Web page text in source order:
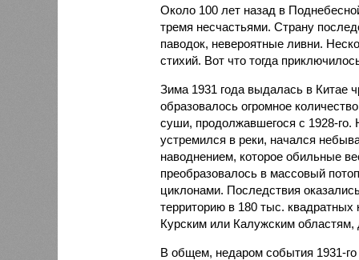
Около 100 лет назад в
тремя несчастьями. Страну
паводок, невероятные ливни.
стихий. Вот что тогда
Зима 1931 года выдалась в Китае
образовалось огромное
суши, продолжавшегося с 1928-го.
устремился в реки, начался
наводнением, которое обильные
преобразовалось в массовый
циклонами. Последствия
территорию в 180 тыс.
Курским или Калужским областям,
В общем, недаром события 1931-